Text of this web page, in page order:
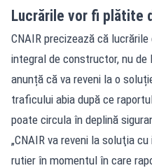
Lucrările vor fi plătite
CNAIR precizează că
integral de constructor, nu
anunță că va reveni la o
traficului abia după ce
poate circula în deplină
„CNAIR va reveni la soluţia
rutier în momentul în care